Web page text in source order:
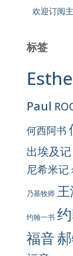
欢迎订阅
标签
Paul
何西阿书
出埃及记
尼希米记
乃基牧师 王
约翰一书
福音